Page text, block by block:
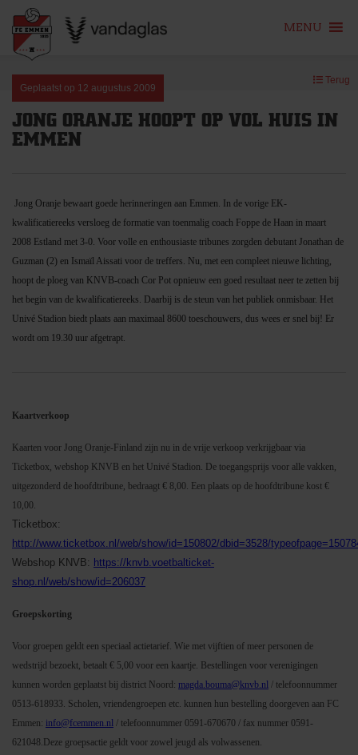
content
MENU
Geplaatst op 12 augustus 2009
Terug
JONG ORANJE HOOPT OP VOL HUIS IN
EMMEN
Jong Oranje bewaart goede herinneringen aan Emmen. In de vorige EK-
kwalificatiereeks versloeg de formatie van toenmalig coach Foppe de Haan in maart
2008 Estland met 3-0. Voor volle en enthousiaste tribunes zorgden debutant Jonathan de
Guzman (2) en Ismaïl Aissati voor de treffers. Nu, met een compleet nieuwe lichting,
hoopt de ploeg van KNVB-coach Cor Pot opnieuw een goed resultaat neer te zetten bij
het begin van de kwalificatiereeks. Daarbij is de steun van het publiek onmisbaar. Het
Univé Stadion biedt plaats aan maximaal 8600 toeschouwers, dus wees er snel bij! Er
wordt om 19.30 uur afgetrapt.
Kaartverkoop
Kaarten voor Jong Oranje-Finland zijn nu in de vrije verkoop verkrijgbaar via
Ticketbox, webshop KNVB en het Univé Stadion. De toegangsprijs voor alle vakken,
uitgezonderd de hoofdtribune, bedraagt € 8,00. Een plaats op de hoofdtribune kost €
10,00.
Ticketbox:
http://www.ticketbox.nl/web/show/id=150802/dbid=3528/
Webshop KNVB: https://knvb.voetbalticket-
shop.nl/web/show/id=206037
Groepskorting
Voor groepen geldt een speciaal actietarief. Wie met vijftien of meer personen de
wedstrijd bezoekt, betaalt € 5,00 voor een kaartje. Bestellingen voor verenigingen
kunnen worden geplaatst bij district Noord: magda.bouma@knvb.nl / telefoonnummer
0513-618933. Scholen, vriendengroepen etc. kunnen hun bestelling doorgeven aan FC
Emmen: info@fcemmen.nl / telefoonnummer 0591-670670 / fax nummer 0591-
621048. Deze groepsactie geldt voor zowel jeugd als volwassenen.